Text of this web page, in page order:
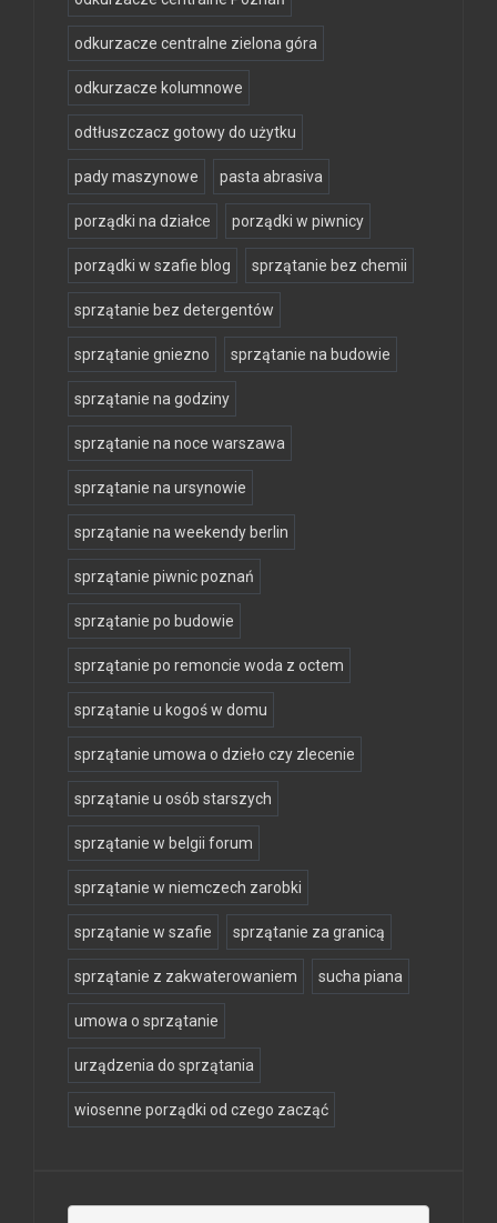
odkurzacze centralne zielona góra
odkurzacze kolumnowe
odtłuszczacz gotowy do użytku
pady maszynowe pasta abrasiva
porządki na działce porządki w piwnicy
porządki w szafie blog sprzątanie bez chemii
sprzątanie bez detergentów
sprzątanie gniezno sprzątanie na budowie
sprzątanie na godziny
sprzątanie na noce warszawa
sprzątanie na ursynowie
sprzątanie na weekendy berlin
sprzątanie piwnic poznań
sprzątanie po budowie
sprzątanie po remoncie woda z octem
sprzątanie u kogoś w domu
sprzątanie umowa o dzieło czy zlecenie
sprzątanie u osób starszych
sprzątanie w belgii forum
sprzątanie w niemczech zarobki
sprzątanie w szafie sprzątanie za granicą
sprzątanie z zakwaterowaniem sucha piana
umowa o sprzątanie
urządzenia do sprzątania
wiosenne porządki od czego zacząć